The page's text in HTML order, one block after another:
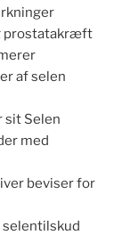
prostatakræft
af selen
sit Selen
med
beviser for
selentilskud